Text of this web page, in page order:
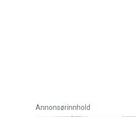
Annonsørinnhold